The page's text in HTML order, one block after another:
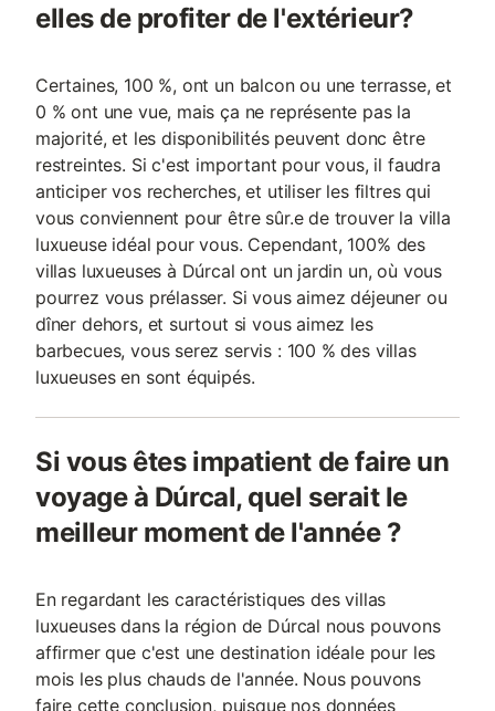
elles de profiter de l'extérieur?
Certaines, 100 %, ont un balcon ou une terrasse, et
0 % ont une vue, mais ça ne représente pas la
majorité, et les disponibilités peuvent donc être
restreintes. Si c'est important pour vous, il faudra
anticiper vos recherches, et utiliser les filtres qui
vous conviennent pour être sûr.e de trouver la villa
luxueuse idéal pour vous. Cependant, 100% des
villas luxueuses à Dúrcal ont un jardin un, où vous
pourrez vous prélasser. Si vous aimez déjeuner ou
dîner dehors, et surtout si vous aimez les
barbecues, vous serez servis : 100 % des villas
luxueuses en sont équipés.
Si vous êtes impatient de faire un
voyage à Dúrcal, quel serait le
meilleur moment de l'année ?
En regardant les caractéristiques des villas
luxueuses dans la région de Dúrcal nous pouvons
affirmer que c'est une destination idéale pour les
mois les plus chauds de l'année. Nous pouvons
faire cette conclusion, puisque nos données